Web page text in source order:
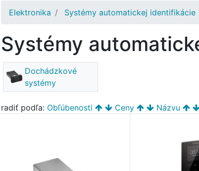
Elektronika Systémy automatickej identifikácie
Systémy
Dochádzkové
systémy
radiť podľa: Obľúbenosti Ceny Názvu